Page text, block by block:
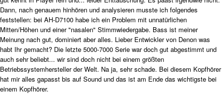
Dann, nach genauem hinhören und analysieren musste ich folgendes
feststellen: bei AH-D7100 habe ich ein Problem mit unnatürlichen
Mitten/Höhen und einer "nasalen" Stimmwiedergabe. Bass ist meiner
Meinung nach gut, dominiert aber alles. Lieber Entwickler von Denon was
habt Ihr gemacht? Die letzte 5000-7000 Serie war doch gut abgestimmt und
auch sehr beliebt... wir sind doch nicht bei einem größten
Betriebssystemhersteller der Welt. Na ja, sehr schade. Bei diesem Kopfhörer
hat mir alles gapasst bis auf Sound und das ist am Ende das wichtigste bei
einem Kopfhörer.